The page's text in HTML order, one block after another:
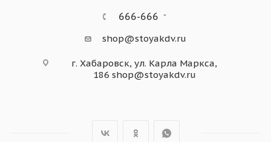
666-666
shop@stoyakdv.ru
г. Хабаровск, ул. Карла Маркса,
186 shop@stoyakdv.ru